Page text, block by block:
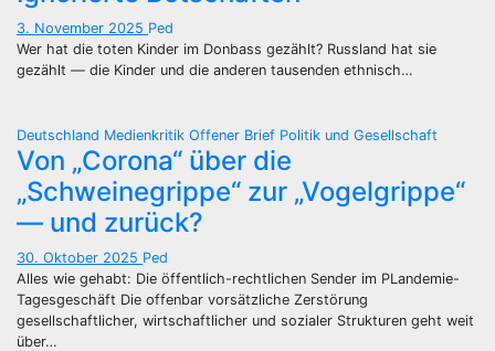
3. November 2025 Ped
Wer hat die toten Kinder im Donbass gezählt? Russland hat sie
gezählt — die Kinder und die anderen tausenden ethnisch…
Deutschland Medienkritik Offener Brief Politik und Gesellschaft
Von „Corona“ über die
„Schweinegrippe“ zur „Vogelgrippe“
— und zurück?
30. Oktober 2025 Ped
Alles wie gehabt: Die öffentlich-rechtlichen Sender im PLandemie-
Tagesgeschäft Die offenbar vorsätzliche Zerstörung
gesellschaftlicher, wirtschaftlicher und sozialer Strukturen geht weit
über…